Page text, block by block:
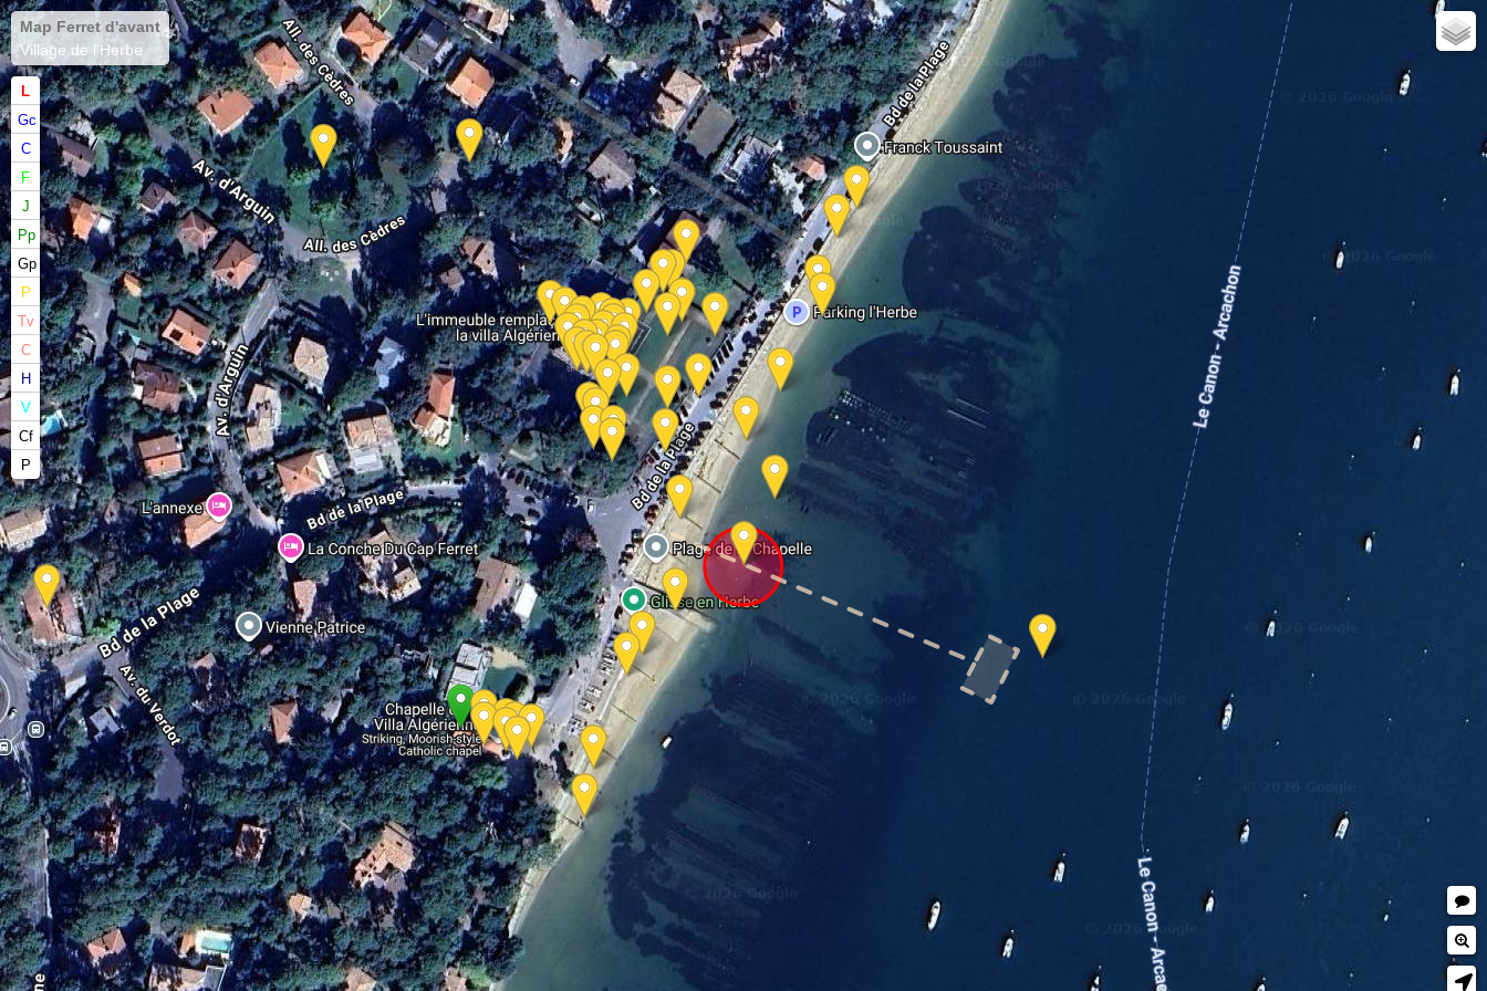
Map Ferret d'avant
Village de l'Herbe
L
Gc
C
F
J
Pp
Gp
P
Tv
C
H
V
Cf
P